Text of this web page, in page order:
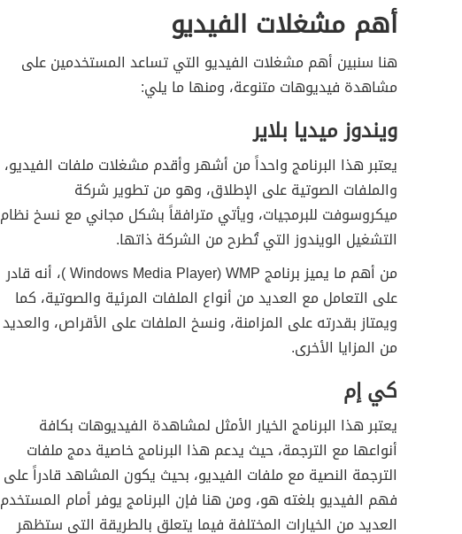
أهم مشغلات الفيديو
هنا سنبين أهم مشغلات الفيديو التي تساعد المستخدمين على
مشاهدة فيديوهات متنوعة، ومنها ما يلي:
ويندوز ميديا بلاير
يعتبر هذا البرنامج واحداً من أشهر وأقدم مشغلات ملفات الفيديو،
والملفات الصوتية على الإطلاق، وهو من تطوير شركة
ميكروسوفت للبرمجيات، ويأتي مترافقاً بشكل مجاني مع نسخ نظام
التشغيل الويندوز التي تُطرح من الشركة ذاتها.
من أهم ما يميز برنامج Windows Media Player) WMP )، أنه قادر
على التعامل مع العديد من أنواع الملفات المرئية والصوتية، كما
ويمتاز بقدرته على المزامنة، ونسخ الملفات على الأقراص، والعديد
من المزايا الأخرى.
كي إم
يعتبر هذا البرنامج الخيار الأمثل لمشاهدة الفيديوهات بكافة
أنواعها مع الترجمة، حيث يدعم هذا البرنامج خاصية دمج ملفات
الترجمة النصية مع ملفات الفيديو، بحيث يكون المشاهد قادراً على
فهم الفيديو بلغته هو، ومن هنا فإن البرنامج يوفر أمام المستخدم
العديد من الخيارات المختلفة فيما يتعلق بالطريقة التي ستظهر